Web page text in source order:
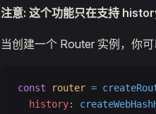
注意: 这个功能只在支持
当创建一个 Router 实例，你
const router =
  history
: